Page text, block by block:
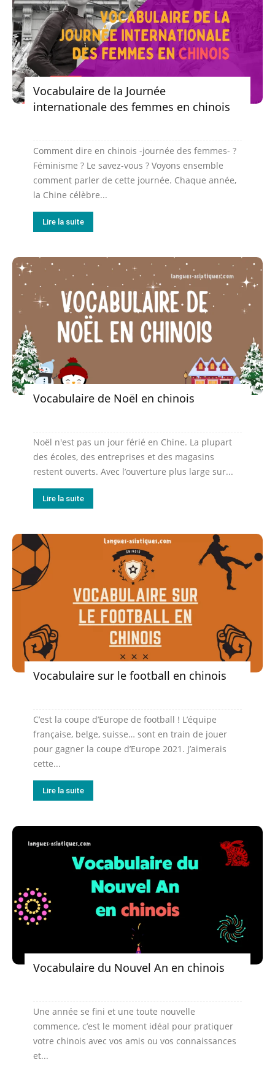
Vocabulaire de la Journée
internationale des femmes en chinois
Comment dire en chinois -journée des femmes- ?
Féminisme ? Le savez-vous ? Voyons ensemble
comment parler de cette journée. Chaque année,
la Chine célèbre...
Lire la suite
Vocabulaire de Noël en chinois
Noël n'est pas un jour férié en Chine. La plupart
des écoles, des entreprises et des magasins
restent ouverts. Avec l’ouverture plus large sur...
Lire la suite
Vocabulaire sur le football en chinois
C’est la coupe d’Europe de football ! L’équipe
française, belge, suisse… sont en train de jouer
pour gagner la coupe d’Europe 2021. J’aimerais
cette...
Lire la suite
Vocabulaire du Nouvel An en chinois
Une année se fini et une toute nouvelle
commence, c’est le moment idéal pour pratiquer
votre chinois avec vos amis ou vos connaissances
et...